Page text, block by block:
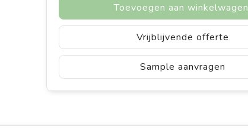
Toevoegen aan winkelwagen
Vrijblijvende offerte
Sample aanvragen